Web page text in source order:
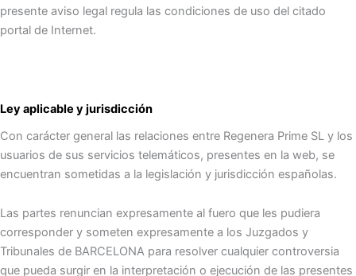
presente aviso legal regula las condiciones de uso del citado
portal de Internet.
Ley aplicable y jurisdicción
Con carácter general las relaciones entre Regenera Prime SL y los
usuarios de sus servicios telemáticos, presentes en la web, se
encuentran sometidas a la legislación y jurisdicción españolas.
Las partes renuncian expresamente al fuero que les pudiera
corresponder y someten expresamente a los Juzgados y
Tribunales de BARCELONA para resolver cualquier controversia
que pueda surgir en la interpretación o ejecución de las presentes